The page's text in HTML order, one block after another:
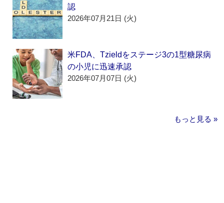
認
2026年07月21日 (火)
米FDA、Tzieldをステージ3の1型糖尿病
の小児に迅速承認
2026年07月07日 (火)
もっと見る »